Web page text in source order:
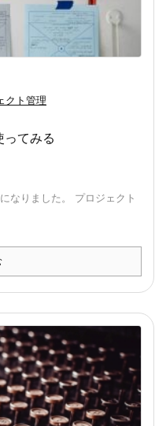
クト管理
てみる
なりました。 プロジェクト